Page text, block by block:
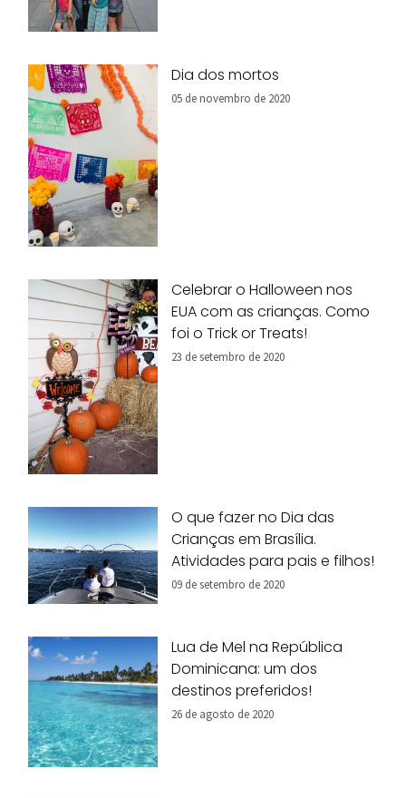
Dia dos mortos
05 de novembro de 2020
Celebrar o Halloween nos
EUA com as crianças. Como
foi o Trick or Treats!
23 de setembro de 2020
O que fazer no Dia das
Crianças em Brasília.
Atividades para pais e filhos!
09 de setembro de 2020
Lua de Mel na República
Dominicana: um dos
destinos preferidos!
26 de agosto de 2020